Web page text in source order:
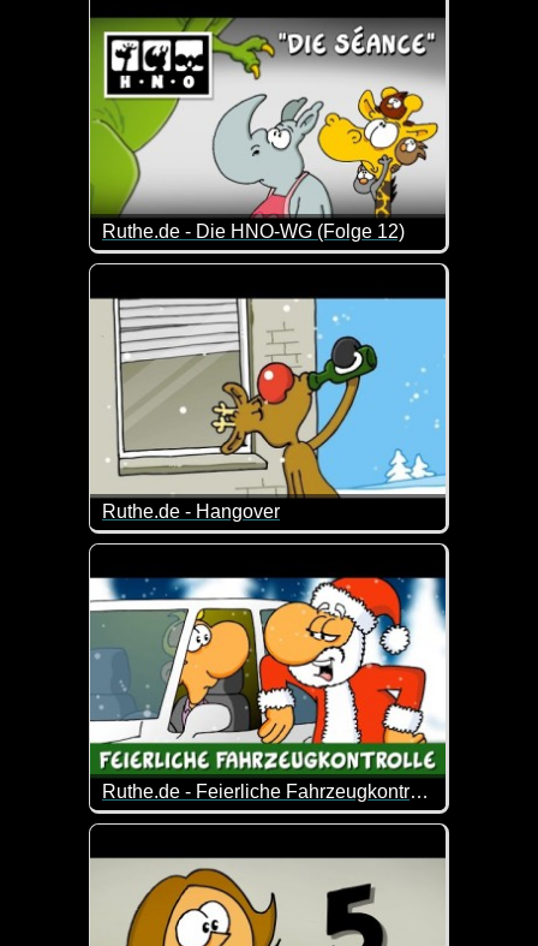
Ruthe.de - Die HNO-WG (Folge 12)
Eine neue Folge von den drei lustigen Gesellen
Ruthe.de - Hangover
Da hat wohl jemand ein bisschen viel "getankt" ;-)
Ruthe.de - Feierliche Fahrzeugkontrolle
Die etwas andere Fahrzeugkontrolle :-)